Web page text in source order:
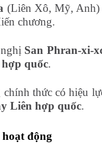
(Liên Xô, Mỹ, Anh)
chương.
San Phran-xi-
quốc.
chính thức có hiệu
Liên hợp quốc.
động